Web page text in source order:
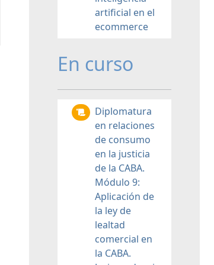
artificial en el
ecommerce
En curso
Diplomatura
en relaciones
de consumo
en la justicia
de la CABA.
Módulo 9:
Aplicación de
la ley de
lealtad
comercial en
la CABA.